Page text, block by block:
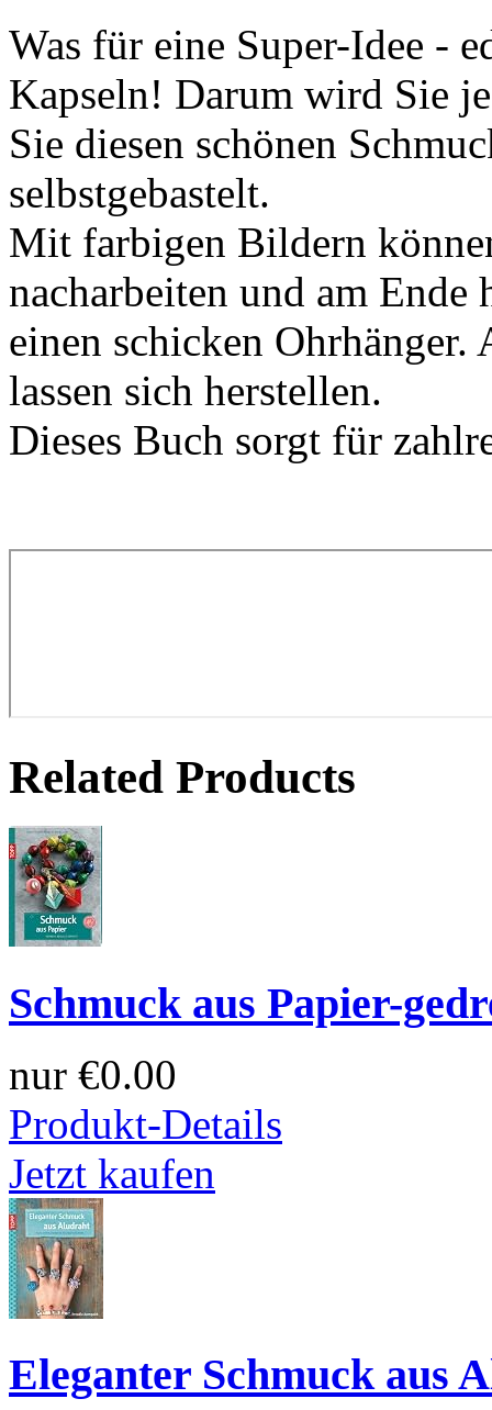
Was für eine Super-Idee -
Kapseln! Darum wird Sie
Sie diesen schönen
selbstgebastelt.
Mit farbigen Bildern
nacharbeiten und am Ende
einen schicken Ohrhänger.
lassen sich herstellen.
Dieses Buch sorgt für
Related Products
Schmuck aus Papier-
nur €0.00
Produkt-Details
Jetzt kaufen
Eleganter Schmuck aus